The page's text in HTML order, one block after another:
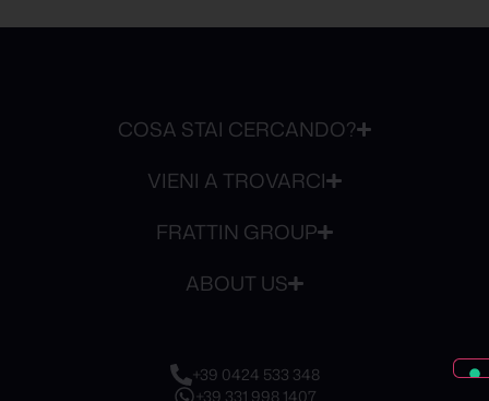
COSA STAI CERCANDO?
VIENI A TROVARCI
FRATTIN GROUP
ABOUT US
+39 0424 533 348
+39 331 998 1407